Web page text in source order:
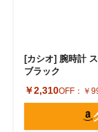
[カシオ] 腕時計
ブラック
￥2,310OFF： ￥